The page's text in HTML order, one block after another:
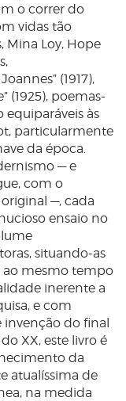
o correr do
vidas tão
Mina Loy, Hope
(1917),
(1925), poemas-
equiparáveis às
particularmente
da época.
— e
com o
—, cada
ensaio no
situando-as
ao mesmo tempo
inerente a
e com
invenção do final
XX, este livro é
da
atualíssima de
na medida